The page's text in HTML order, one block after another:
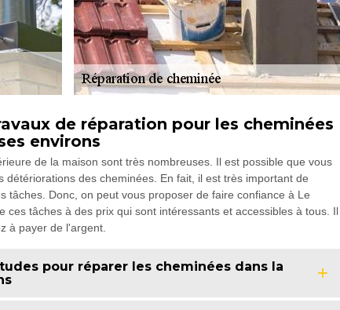
de réparation pour les cheminées
environs
de la maison sont très nombreuses. Il est possible que vous
des cheminées. En fait, il est très important de
tâches. Donc, on peut vous proposer de faire confiance à Le
ces tâches à des prix qui sont intéressants et accessibles à tous. Il
à payer de l'argent.
pour réparer les cheminées dans la